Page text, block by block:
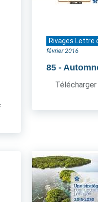
Rivages Lettre
février 2016
85 -